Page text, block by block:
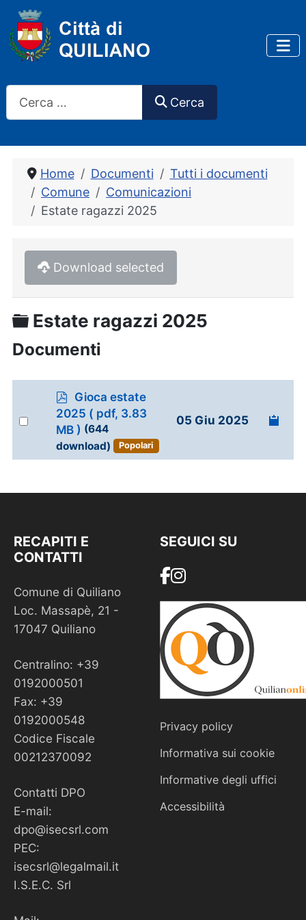
Cerca
Home Documenti
Tutti i documenti
Comune
Comunicazioni
Estate ragazzi 2025
Download selected
Cartella
Estate ragazzi 2025
Documenti
Select
p
d
f
Gioca estate
2025 ( pdf, 3.83
MB ) (644
download)
Popolari
05 Giu 2025
RECAPITI E
CONTATTI
Comune di Quiliano
Loc. Massapè, 21 -
17047 Quiliano
Centralino: +39
0192000501
Fax: +39
0192000548
Codice Fiscale
00212370092
Contatti DPO
E-mail:
dpo@isecsrl.com
PEC:
isecsrl@legalmail.it
I.S.E.C. Srl
SEGUICI SU
Privacy policy
Informativa sui cookie
Informative degli uffici
Accessibilità